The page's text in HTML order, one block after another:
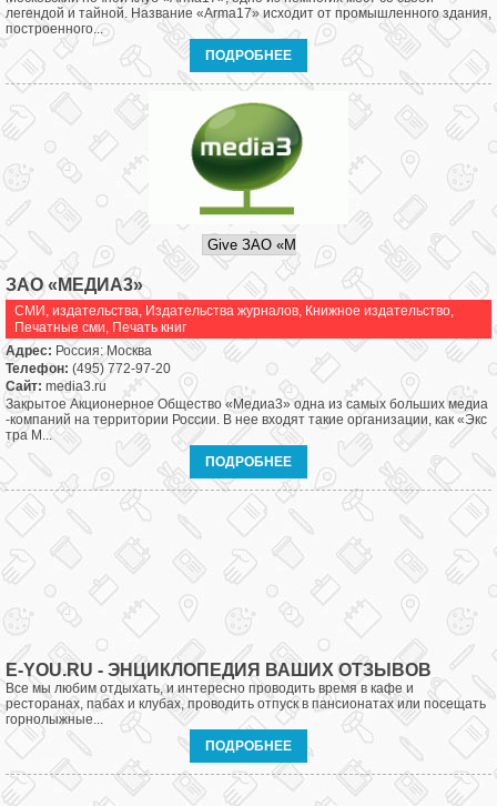
легендой и тайной. Название «Arma17» исходит от промышленного здания,
построенного...
ПОДРОБНЕЕ
ЗАО «МЕДИА3»
СМИ, издательства, Издательства журналов, Книжное издательство,
Печатные сми, Печать книг
Адрес: Россия: Москва
Телефон: (495) 772-97-20
Сайт: media3.ru
Закрытое Акционерное Общество «Медиа3» одна из самых больших медиа
-компаний на территории России. В нее входят такие организации, как «Экс
тра М...
ПОДРОБНЕЕ
E-YOU.RU - ЭНЦИКЛОПЕДИЯ ВАШИХ ОТЗЫВОВ
Все мы любим отдыхать, и интересно проводить время в кафе и
ресторанах, пабах и клубах, проводить отпуск в пансионатах или посещать
горнолыжные...
ПОДРОБНЕЕ